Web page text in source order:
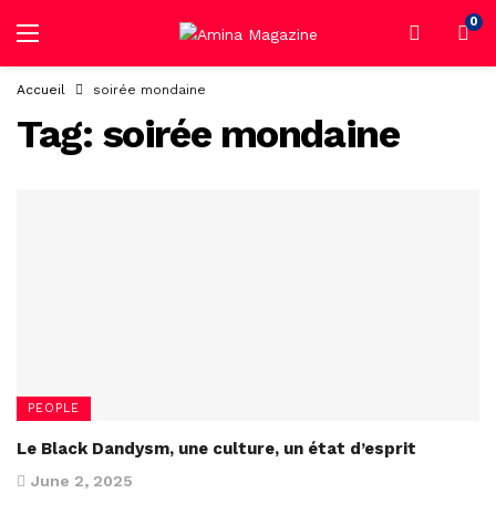
0
Accueil soirée mondaine
Tag: soirée mondaine
PEOPLE
Le Black Dandysm, une culture, un état d’esprit
June 2, 2025